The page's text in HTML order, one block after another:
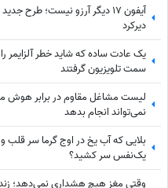
آیفون 17 دیگر آرزو نیست؛
دیرکرد
یک عادت ساده که شاید خطر آلزایمر
سمت تلویزیون گرفتند
نمی‌تواند انجام بدهد
بلایی که آب یخ در اوج گرما سر قلب
یک‌نفس سر کشید؟
وقتی مغز هیچ هشداری نمی‌دهد؛